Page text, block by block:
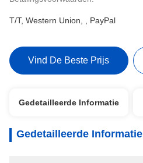
T/T, Western Union, , PayPal
Vind De Beste Prijs
Gedetailleerde Informatie
Gedetailleerde Informatie